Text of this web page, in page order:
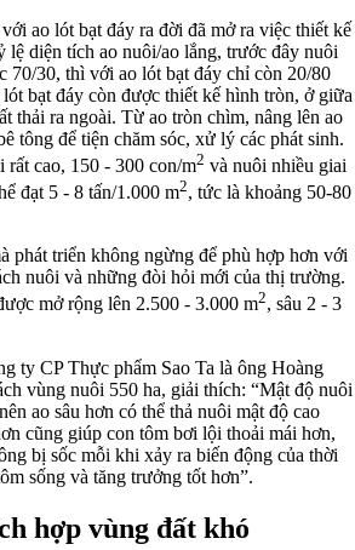
ao lót bạt đáy ra đời đã mở ra việc thiết kế
lệ diện tích ao nuôi/ao lắng, trước đây nuôi
70/30, thì với ao lót bạt đáy chỉ còn 20/80
bạt đáy còn được thiết kế hình tròn, ở giữa
thải ra ngoài. Từ ao tròn chìm, nâng lên ao
tông để tiện chăm sóc, xử lý các phát sinh.
rất cao, 150 - 300 con/m2 và nuôi nhiều giai
đạt 5 - 8 tấn/1.000 m2, tức là khoảng 50-80
phát triển không ngừng để phù hợp hơn với
nuôi và những đòi hỏi mới của thị trường.
mở rộng lên 2.500 - 3.000 m2, sâu 2 - 3
ty CP Thực phẩm Sao Ta là ông Hoàng
vùng nuôi 550 ha, giải thích: “Mật độ nuôi
ao sâu hơn có thể thả nuôi mật độ cao
cũng giúp con tôm bơi lội thoải mái hơn,
bị sốc mỗi khi xảy ra biến động của thời
sống và tăng trưởng tốt hơn”.
hợp vùng đất khó